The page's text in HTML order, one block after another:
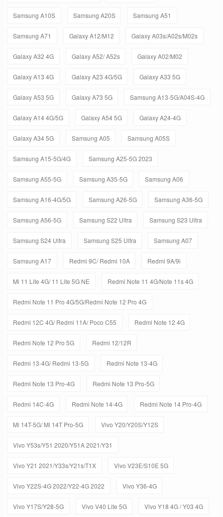
Samsung A10S Samsung A20S Samsung A51
Samsung A71 Galaxy A12/M12 Galaxy A03s/A02s/M02s
Galaxy A32 4G Galaxy A52/ A52s Galaxy A02/M02
Galaxy A13 4G Galaxy A23 4G/5G Galaxy A33 5G
Galaxy A53 5G Galaxy A73 5G Samsung A13-5G/A04S-4G
Galaxy A14 4G/5G Galaxy A54 5G Galaxy A24-4G
Galaxy A34 5G Samsung A05 Samsung A05S
Samsung A15-5G/4G Samsung A25-5G 2023
Samsung A55-5G Samsung A35-5G Samsung A06
Samsung A16-4G/5G Samsung A26-5G Samsung A36-5G
Samsung A56-5G Samsung S22 Ultra Samsung S23 Ultra
Samsung S24 Ultra Samsung S25 Ultra Samsung A07
Samsung A17 Redmi 9C/ Redmi 10A Redmi 9A/9i
Mi 11 Lite 4G/ 11 Lite 5G NE Redmi Note 11 4G/Note 11s 4G
Redmi Note 11 Pro 4G/5G/Redmi Note 12 Pro 4G
Redmi 12C 4G/ Redmi 11A/ Poco C55 Redmi Note 12 4G
Redmi Note 12 Pro 5G Redmi 12/12R
Redmi 13-4G/ Redmi 13-5G Redmi Note 13-4G
Redmi Note 13 Pro-4G Redmi Note 13 Pro-5G
Redmi 14C-4G Redmi Note 14-4G Redmi Note 14 Pro-4G
Mi 14T-5G/ Mi 14T Pro-5G Vivo Y20/Y20S/Y12S
Vivo Y53s/Y51 2020/Y51A 2021/Y31
Vivo Y21 2021/Y33s/Y21s/T1X Vivo V23E/S10E 5G
Vivo Y22S-4G 2022/Y22-4G 2022 Vivo Y36-4G
Vivo Y17S/Y28-5G Vivo V40 Lite 5G Vivo Y18 4G / Y03 4G